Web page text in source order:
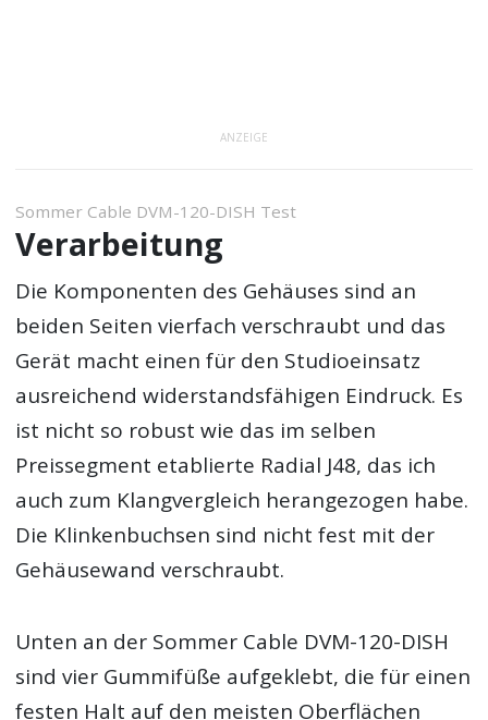
ANZEIGE
Sommer Cable DVM-120-DISH Test
Verarbeitung
Die Komponenten des Gehäuses sind an
beiden Seiten vierfach verschraubt und das
Gerät macht einen für den Studioeinsatz
ausreichend widerstandsfähigen Eindruck. Es
ist nicht so robust wie das im selben
Preissegment etablierte Radial J48, das ich
auch zum Klangvergleich herangezogen habe.
Die Klinkenbuchsen sind nicht fest mit der
Gehäusewand verschraubt.
Unten an der Sommer Cable DVM-120-DISH
sind vier Gummifüße aufgeklebt, die für einen
festen Halt auf den meisten Oberflächen